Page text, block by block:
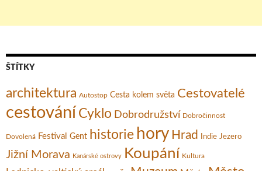
ŠTÍTKY
architektura Autostop Cesta kolem světa Cestovatelé
cestování Cyklo Dobrodružství Dobročinnost
Dovolená Festival Gent historie hory Hrad Indie Jezero
Jižní Morava Kanárské ostrovy Koupání Kultura